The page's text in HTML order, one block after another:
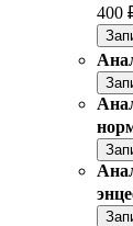
400